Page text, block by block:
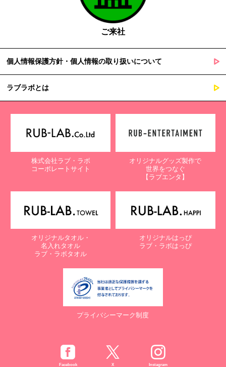
ご来社
個人情報保護方針・個人情報の取り扱いについて
ラブラボとは
株式会社ラブ・ラボ
コーポレートサイト
オリジナルグッズ製作で
世界をつなぐ
【ラブエンタ】
オリジナルタオル・
名入れタオル
ラブ・ラボタオル
オリジナルはっぴ
ラブ・ラボはっぴ
プライバシーマーク制度
Facebook X Instagram